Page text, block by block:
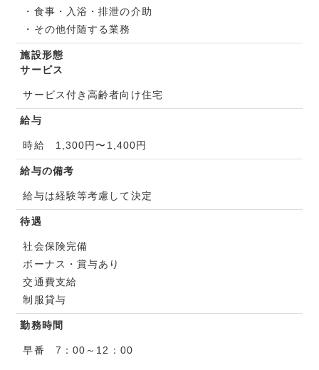
・食事・入浴・排泄の介助
・その他付随する業務
施設形態
サービス
サービス付き高齢者向け住宅
給与
時給 1,300円〜1,400円
給与の備考
給与は経験等考慮して決定
待遇
社会保険完備
ボーナス・賞与あり
交通費支給
制服貸与
勤務時間
早番 7：00～12：00